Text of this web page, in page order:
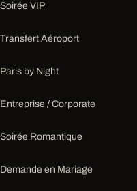
Soirée VIP
Transfert Aéroport
Paris by Night
Entreprise / Corporate
Soirée Romantique
Demande en Mariage